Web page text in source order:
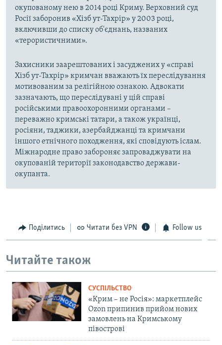
окупованому нею в 2014 році Криму. Верховний суд
Росії заборонив «Хізб ут-Тахрір» у 2003 році,
включивши до списку об'єднань, названих
«терористичними».
Захисники заарештованих і засуджених у «справі
Хізб ут-Тахрір» кримчан вважають їх переслідування
мотивованим за релігійною ознакою. Адвокати
зазначають, що переслідувані у цій справі
російськими правоохоронними органами –
переважно кримські татари, а також українці,
росіяни, таджики, азербайджанці та кримчани
іншого етнічного походження, які сповідують іслам.
Міжнародне право забороняє запроваджувати на
окупованій території законодавство держави-
окупанта.
Поділитись Читати без VPN Follow us
Читайте також
СУСПІЛЬСТВО
«Крим – не Росія»: маркетплейс
Ozon припинив прийом нових
замовлень на Кримському
півострові